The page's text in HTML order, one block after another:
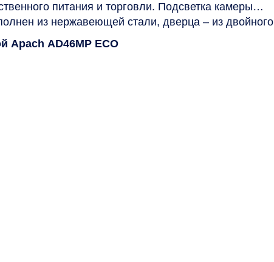
питания и торговли. Подсветка камеры
из нержавеющей стали, дверца – из двойного
Apach AD46MP ECO